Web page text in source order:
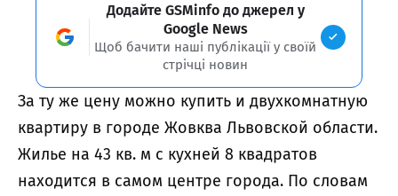
Додайте GSMinfo до джерел у
Google News
Щоб бачити наші публікації у своїй
стрічці новин
За ту же цену можно купить и двухкомнатную
квартиру в городе Жовква Львовской области.
Жилье на 43 кв. м с кухней 8 квадратов
находится в самом центре города. По словам